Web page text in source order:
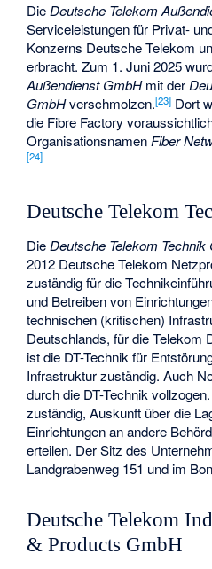
DieDeutsche Telekom
Serviceleistungen für Privat-
Konzerns Deutsche Telekom
erbracht. Zum 1. Juni 2025
Außendienst GmbHmit der
GmbHverschmolzen.[23] Dort
die Fibre Factory
OrganisationsnamenFiber
[24]
Deutsche Telekom
DieDeutsche Telekom Technik
2012 Deutsche Telekom
zuständig für die
und Betreiben von
technischen (kritischen)
Deutschlands, für die Telekom
ist die DT-Technik für
Infrastruktur zuständig. Auch
durch die DT-Technik
zuständig, Auskunft über die
Einrichtungen an andere
erteilen. Der Sitz des
Landgrabenweg 151 und im
Deutsche Telekom
& Products GmbH